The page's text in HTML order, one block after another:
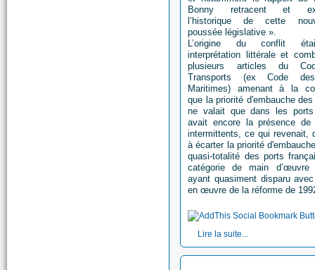
Bonny retracent et
l’historique de cette
poussée législative ».
L’origine du conflit
interprétation littérale et
plusieurs articles du
Transports (ex Code
Maritimes) amenant à la
que la priorité d'embauche
ne valait que dans les
avait encore la présence de
intermittents, ce qui revenait,
à écarter la priorité
quasi-totalité des ports
catégorie de main d’œuvre
ayant quasiment disparu
en œuvre de la réforme de
Lire la suite...